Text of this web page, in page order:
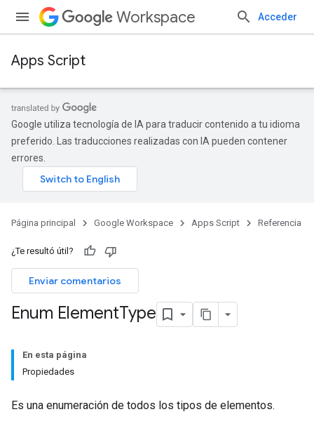
Workspace Acceder
Apps Script
Google utiliza tecnología de IA para traducir contenido a tu idioma
preferido. Las traducciones realizadas con IA pueden contener
errores.
Página principal Google Workspace Apps Script Referencia
¿Te resultó útil?
Enviar comentarios
Enum ElementType
En esta página
Propiedades
Es una enumeración de todos los tipos de elementos.